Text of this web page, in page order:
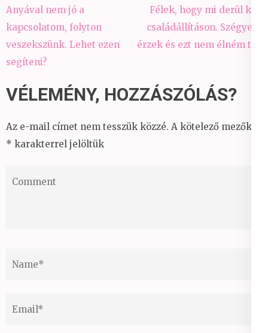
Bejegyzés
navigáció
Anyával nem jó a
kapcsolatom, folyton
veszekszünk. Lehet ezen
segíteni?
Félek, hogy mi derül ki a
családállításon. Szégyent
érzek és ezt nem élném túl.
VÉLEMÉNY, HOZZÁSZÓLÁS?
Az e-mail címet nem tesszük közzé. A kötelező mezőket
* karakterrel jelöltük